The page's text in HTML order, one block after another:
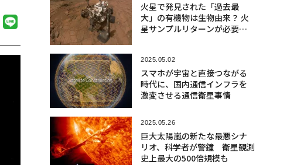
火星で発見された「過去最
大」の有機物は生物由来？ 火
星サンプルリターンが必要な
2025.05.02
スマホが宇宙と直接つながる
時代に、国内通信インフラを
激変させる通信衛星事情
2025.05.26
巨大太陽嵐の新たな最悪シナ
リオ、科学者が警鐘 衛星観測
史上最大の500倍規模も